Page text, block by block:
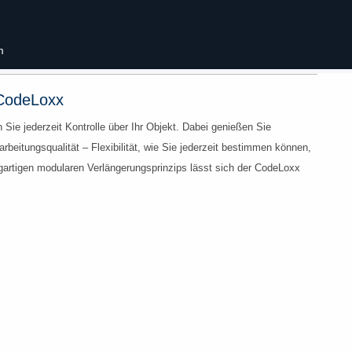
jederzeit Kontrolle über Ihr Objekt. Dabei genießen Sie
– Flexibilität, wie Sie jederzeit bestimmen können,
modularen Verlängerungsprinzips lässt sich der CodeLoxx